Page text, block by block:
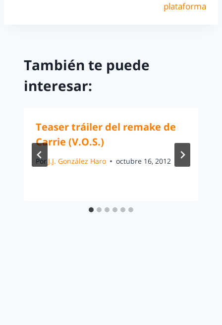
plataforma
También te puede
interesar:
Teaser tráiler del remake de
Carrie (V.O.S.)
Por J.J. González Haro octubre 16, 2012